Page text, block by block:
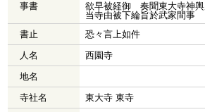
事書
欲早被経御 奏聞東大寺神輿
当寺由被下綸旨於武家間事
書止
恐々言上如件
人名
西園寺
地名
寺社名
東大寺 東寺